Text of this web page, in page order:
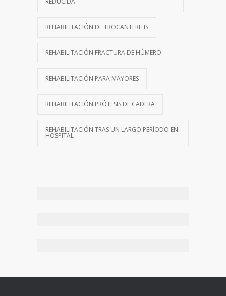
REHABILITACIÓN DE TROCANTERITIS
REHABILITACIÓN FRACTURA DE HÚMERO
REHABILITACIÓN PARA MAYORES
REHABILITACIÓN PRÓTESIS DE CADERA
REHABILITACIÓN TRAS UN LARGO PERÍODO EN
HOSPITAL